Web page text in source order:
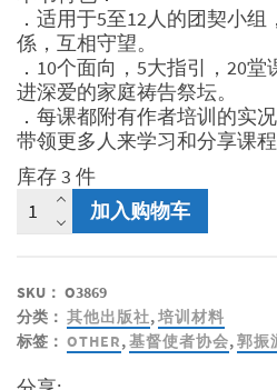
．适用于5至12人的团契小
係，互相守望。
．10个面向，5大指引，20堂
进深爱的家庭祷告祭坛。
．每课都附有作者培训的实
带领更多人来学习和分享课程
库存 3 件
幸
福
蒙
福
人
加入购物车
SKU： O3869
分类： 其他出版社,培训材料
标签： OTHER,基督使者协会,郭振